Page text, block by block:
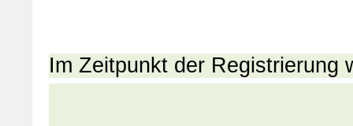
Im Zeitpunkt der Registrierung